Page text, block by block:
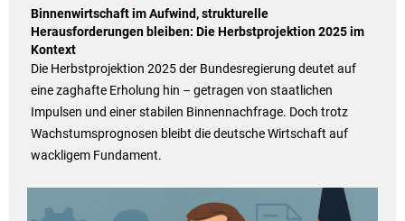
Binnenwirtschaft im Aufwind, strukturelle
Herausforderungen bleiben: Die Herbstprojektion 2025 im
Kontext
Die Herbstprojektion 2025 der Bundesregierung deutet auf
eine zaghafte Erholung hin – getragen von staatlichen
Impulsen und einer stabilen Binnennachfrage. Doch trotz
Wachstumsprognosen bleibt die deutsche Wirtschaft auf
wackligem Fundament.